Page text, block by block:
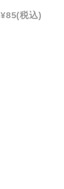
¥85(税込)